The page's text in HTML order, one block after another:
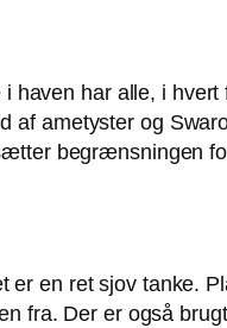
haven har alle, i
ametyster og
begrænsningen
en ret sjov tanke.
fra. Der er også